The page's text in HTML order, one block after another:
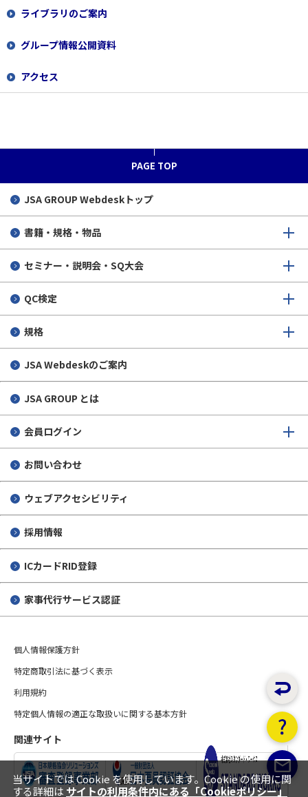
専門職員（規格の校正/校閲業務）
専門職員（国費事務）
専門職員（調査員）
地区大会2026
全国大会2025
地区大会2025
2024
全国大会2024
地区大会2024
標準化教育の支援
企業・大学対象
標準化教育教材
小・中・高・高専対象
標準化教室出前授業の募集
生徒さんの声
実施実績
個人情報保護について
当協会が助成する寄付講座
「くるみんマーク」の取得
ライブラリのご案内
グループ情報公開資料
アクセス
PAGE TOP
JSA GROUP Webdeskトップ
書籍・規格・物品
セミナー・説明会・SQ大会
QC検定
規格
JSA Webdeskのご案内
JSA GROUP とは
会員ログイン
お問い合わせ
ウェブアクセシビリティ
採用情報
ICカードRID登録
家事代行サービス認証
個人情報保護方針
特定商取引法に基づく表示
利用規約
特定個人情報の適正な取扱いに関する基本方針
関連サイト
当サイトでは Cookie を使用しています。Cookie の使用に関
する詳細は サイトの利用条件内にある「Cookieポリシー」